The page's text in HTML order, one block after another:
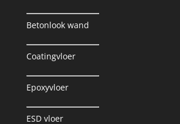
Betonlook wand
Coatingvloer
Epoxyvloer
ESD vloer